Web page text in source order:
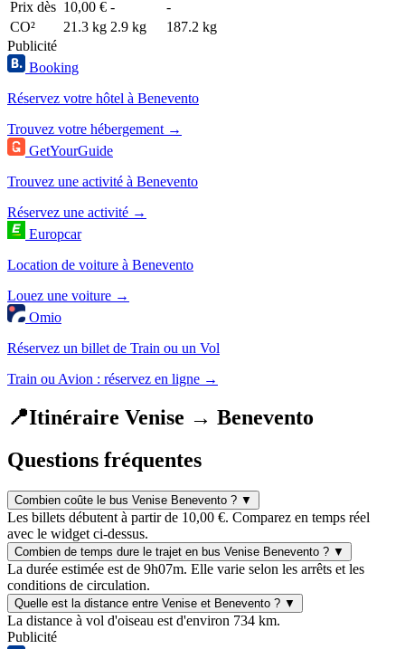
Prix dès 10,00 € -
-
CO²
21.3 kg 2.9 kg
187.2 kg
Publicité
Booking
Réservez votre hôtel à Benevento
Trouvez votre hébergement →
GetYourGuide
Trouvez une activité à Benevento
Réservez une activité →
Europcar
Location de voiture à Benevento
Louez une voiture →
Omio
Réservez un billet de Train ou un Vol
Train ou Avion : réservez en ligne →
📍Itinéraire Venise → Benevento
Questions fréquentes
Combien coûte le bus Venise Benevento ? ▼
Les billets débutent à partir de 10,00 €. Comparez en temps réel
avec le widget ci-dessus.
Combien de temps dure le trajet en bus Venise Benevento ? ▼
La durée estimée est de 9h07m. Elle varie selon les arrêts et les
conditions de circulation.
Quelle est la distance entre Venise et Benevento ? ▼
La distance à vol d'oiseau est d'environ 734 km.
Publicité